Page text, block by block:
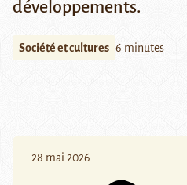
développements.
Société et cultures 6 minutes
28 mai 2026